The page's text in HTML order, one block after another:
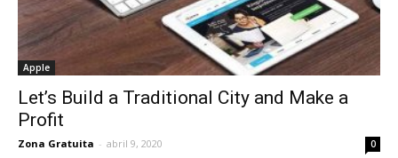
Apple
Let’s Build a Traditional City and Make a
Profit
Zona Gratuita - abril 9, 2020 0